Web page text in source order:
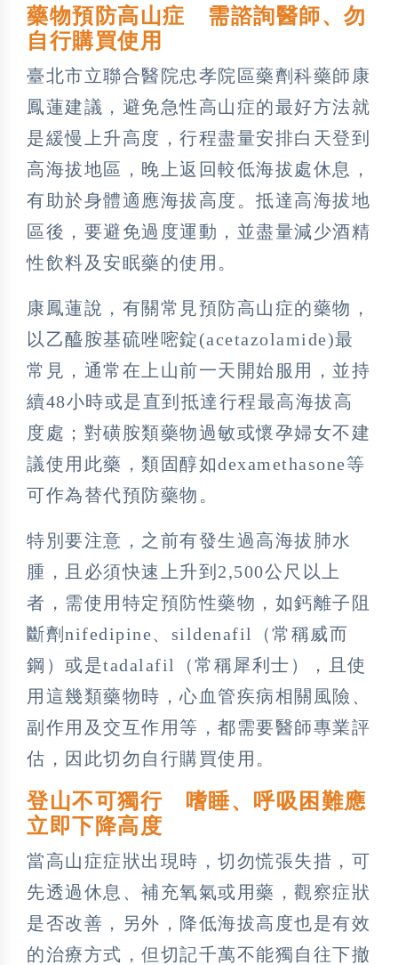
藥物預防高山症 需諮詢醫師、勿
自行購買使用
臺北市立聯合醫院忠孝院區藥劑科藥師康
鳳蓮建議，避免急性高山症的最好方法就
是緩慢上升高度，行程盡量安排白天登到
高海拔地區，晚上返回較低海拔處休息，
有助於身體適應海拔高度。抵達高海拔地
區後，要避免過度運動，並盡量減少酒精
性飲料及安眠藥的使用。
康鳳蓮說，有關常見預防高山症的藥物，
以乙醯胺基硫唑嘧錠(acetazolamide)最
常見，通常在上山前一天開始服用，並持
續48小時或是直到抵達行程最高海拔高
度處；對磺胺類藥物過敏或懷孕婦女不建
議使用此藥，類固醇如dexamethasone等
可作為替代預防藥物。
特別要注意，之前有發生過高海拔肺水
腫，且必須快速上升到2,500公尺以上
者，需使用特定預防性藥物，如鈣離子阻
斷劑nifedipine、sildenafil（常稱威而
鋼）或是tadalafil（常稱犀利士），且使
用這幾類藥物時，心血管疾病相關風險、
副作用及交互作用等，都需要醫師專業評
估，因此切勿自行購買使用。
登山不可獨行 嗜睡、呼吸困難應
立即下降高度
當高山症症狀出現時，切勿慌張失措，可
先透過休息、補充氧氣或用藥，觀察症狀
是否改善，另外，降低海拔高度也是有效
的治療方式，但切記千萬不能獨自往下撤